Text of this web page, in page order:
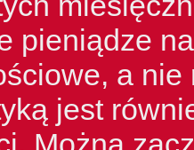
pieniądze
a nie
jest